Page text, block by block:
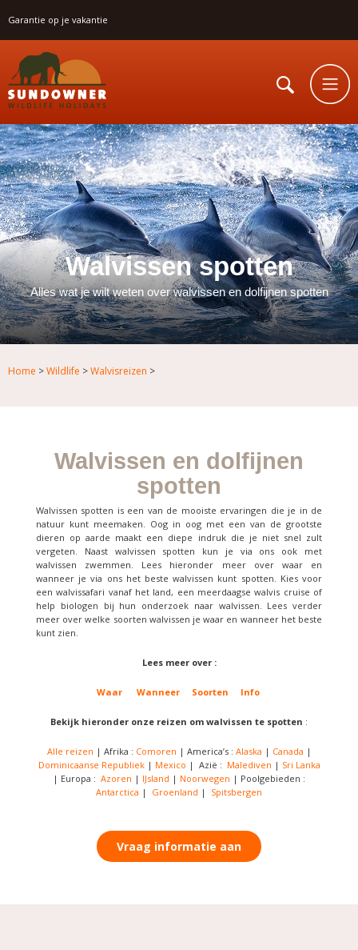
Garantie op je vakantie
Walvissen spotten
Alles wat je wilt weten over walvissen en dolfijnen spotten
Home >Wildlife >Walvisreizen >
Walvissen en dolfijnen
spotten
Walvissen spotten is een van de mooiste ervaringen die je in de
natuur kunt meemaken. Oog in oog met een van de grootste
dieren op aarde maakt een diepe indruk die je niet snel zult
vergeten. Naast walvissen spotten kun je via ons ook met
walvissen zwemmen. Lees hieronder meer over waar en
wanneer je via ons het beste walvissen kunt spotten. Kies voor
een walvissafari vanaf het land, een meerdaagse walvis cruise of
help biologen bij hun onderzoek naar walvissen. Lees verder
meer over welke soorten walvissen je waar en wanneer het beste
kunt zien.
Lees meer over :
Waar Wanneer Soorten Info
Bekijk hieronder onze reizen om walvissen te spotten :
Alle reizen | Afrika : Comoren | America’s : Alaska | Canada |
Dominicaanse Republiek| Mexico | Azië : Malediven | Sri Lanka
| Europa : Azoren | IJsland | Noorwegen | Poolgebieden :
Antarctica | Groenland | Spitsbergen
Vraag informatie aan